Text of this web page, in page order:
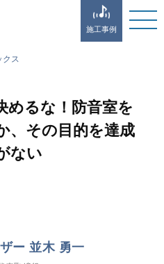
施工事例
クス
めるな！防音室を
、その目的を達成
ない
ー 並木 勇一